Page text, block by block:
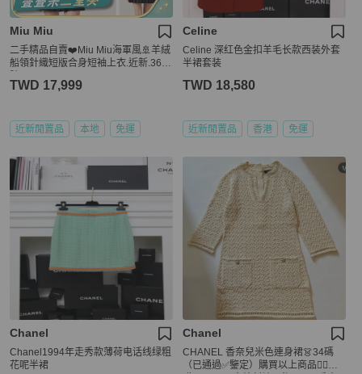
Miu Miu
二手精品自賣❤️Miu Miu海軍風🚢羊絨
船領針織短版合身短袖上衣.近新.36/S
TWD 17,999
近新閒置品 本地 免運
Celine
Celine 深红色金扣羊毛长款西装外套
半裙套装
TWD 18,580
近新閒置品 香港 免運
Chanel
Chanel1994年走秀款薄荷电话线绿粗
花呢半裙
Chanel
CHANEL 香奈兒米色連身裙👗34碼
（已通過✅鑒定）購買以上商品👆🏻送